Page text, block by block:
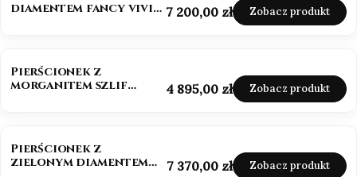
diamentem fancy vivid Cena
7 200,00 zł Zobacz produkt
Pierścionek z
morganitem szlif
Cena
4 895,00 zł Zobacz produkt
Pierścionek z
zielonym diamentem
Cena
7 370,00 zł Zobacz produkt